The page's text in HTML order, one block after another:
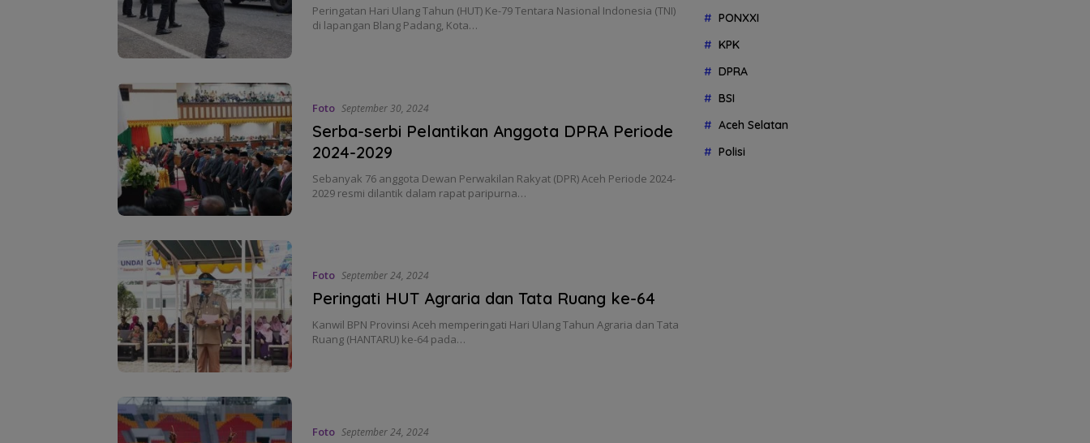
Peringatan Hari Ulang Tahun (HUT) Ke-79 Tentara Nasional Indonesia (TNI)
di lapangan Blang Padang, Kota…
Foto September 30, 2024
Serba-serbi Pelantikan Anggota DPRA Periode
2024-2029
Sebanyak 76 anggota Dewan Perwakilan Rakyat (DPR) Aceh Periode 2024-
2029 resmi dilantik dalam rapat paripurna…
Foto September 24, 2024
Peringati HUT Agraria dan Tata Ruang ke-64
Kanwil BPN Provinsi Aceh memperingati Hari Ulang Tahun Agraria dan Tata
Ruang (HANTARU) ke-64 pada…
Foto September 24, 2024
PONXXI
KPK
DPRA
BSI
Aceh Selatan
Polisi